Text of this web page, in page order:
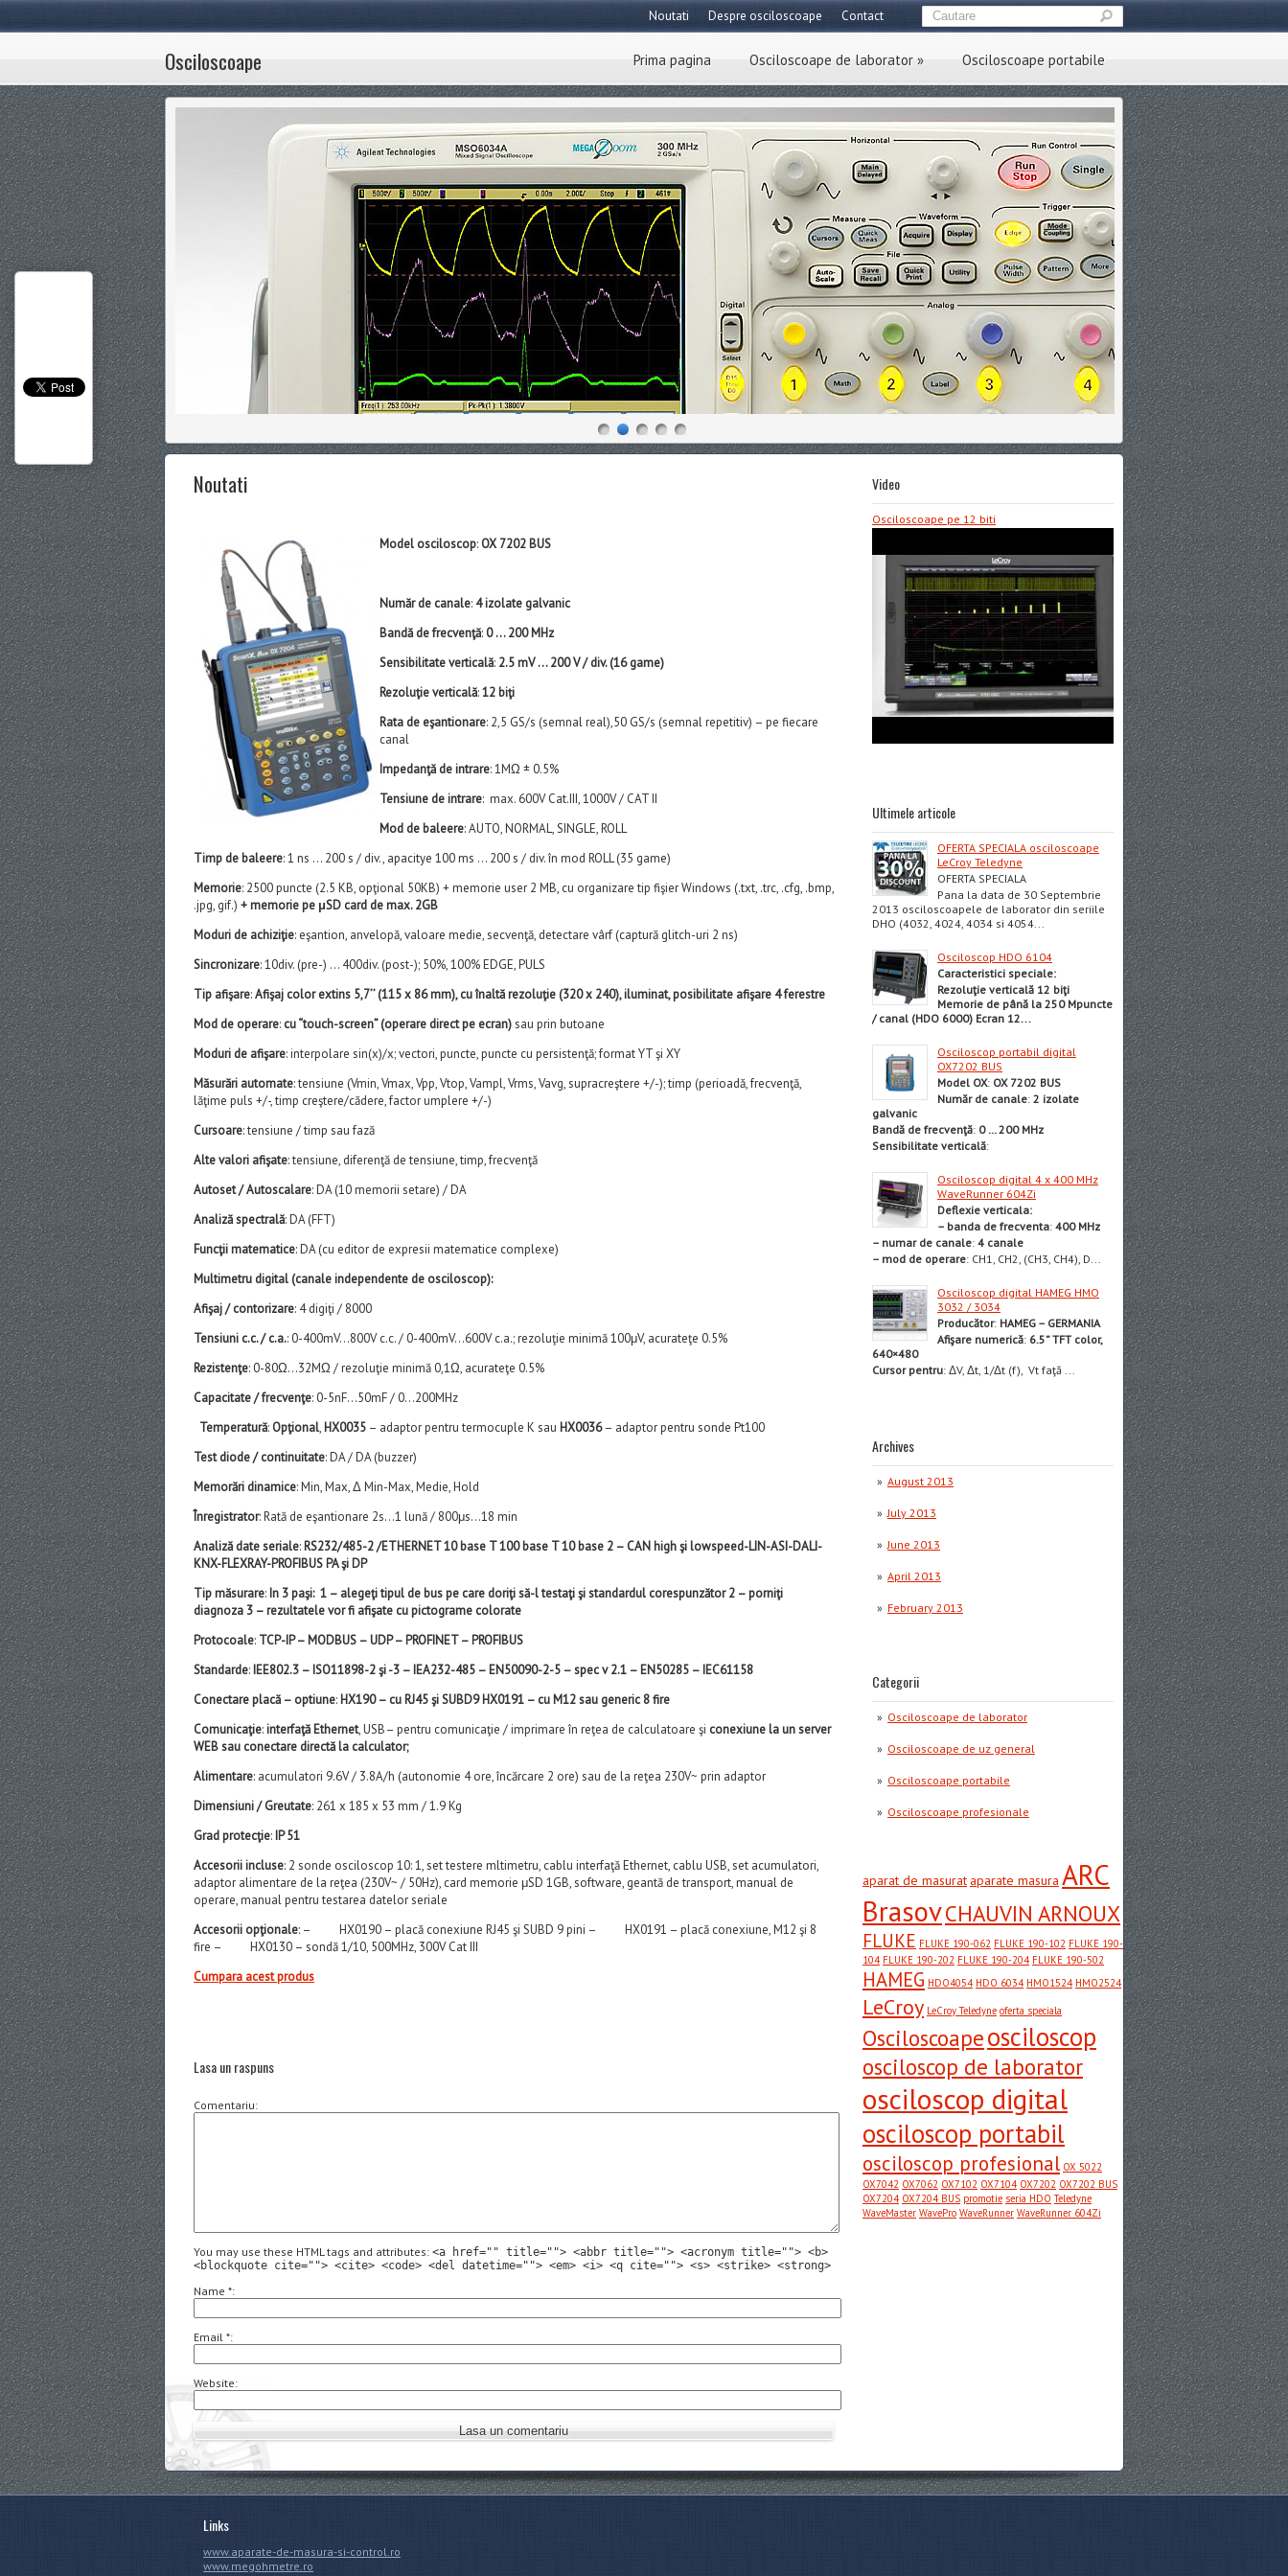
Osciloscoape
Noutati Despre osciloscoape Contact
Prima pagina Osciloscoape de laborator » Osciloscoape portabile
1 2 3
Video
Osciloscoape pe 12 biti
Ultimele articole
OFERTA SPECIALA osciloscoape
LeCroy Teledyne
OFERTA SPECIALA
Pana la data de 30 Septembrie
2013 osciloscoapele de laborator din seriile
DHO (4032, 4024, 4034 si 4054...
Osciloscop HDO 6104
Caracteristici speciale:
Rezoluţie verticală 12 biţi
Memorie de până la 250 Mpuncte
/ canal (HDO 6000) Ecran 12...
Osciloscop portabil digital
OX7202 BUS
Model OX: OX 7202 BUS
Număr de canale: 2 izolate
galvanic
Bandă de frecvenţă: 0 … 200 MHz
Sensibilitate verticală:
Osciloscop digital 4 x 400 MHz
WaveRunner 604Zi
Deflexie verticala:
– banda de frecventa: 400 MHz
– numar de canale: 4 canale
– mod de operare: CH1, CH2, (CH3, CH4), D...
Osciloscop digital HAMEG HMO
3032 / 3034
Producător: HAMEG – GERMANIA
Afişare numerică: 6.5” TFT color,
640×480
Cursor pentru: ΔV, Δt, 1/Δt (f), Vt faţă ...
Archives
August 2013
July 2013
June 2013
April 2013
February 2013
Categorii
Osciloscoape de laborator
Osciloscoape de uz general
Osciloscoape portabile
Osciloscoape profesionale
aparat de masurat aparate masura ARC
BrasovCHAUVIN ARNOUX
FLUKE FLUKE 190-062 FLUKE 190-102 FLUKE 190-
104 FLUKE 190-202 FLUKE 190-204 FLUKE 190-502
HAMEG HDO4054 HDO 6034 HMO1524 HMO2524
LeCroy LeCroy Teledyne oferta speciala
Osciloscoapeosciloscop
osciloscop de laborator
osciloscop digital
osciloscop portabil
osciloscop profesional OX 5022
OX7042 OX7062 OX7102 OX7104 OX7202 OX7202 BUS
OX7204 OX7204 BUS promotie seria HDO Teledyne
WaveMaster WavePro WaveRunner WaveRunner 604Zi
Noutati
Model osciloscop: OX 7202 BUS
Număr de canale: 4 izolate galvanic
Bandă de frecvenţă: 0 … 200 MHz
Sensibilitate verticală: 2.5 mV … 200 V / div. (16 game)
Rezoluţie verticală:12 biţi
Rata de eşantionare: 2,5 GS/s (semnal real),50 GS/s (semnal repetitiv) – pe fiecare
canal
Impedanţă de intrare: 1MΩ ± 0.5%
Tensiune de intrare: max. 600V Cat.III, 1000V / CAT II
Mod de baleere: AUTO, NORMAL, SINGLE, ROLL
Timp de baleere: 1 ns … 200 s / div., apacitye 100 ms … 200 s / div. în mod ROLL (35 game)
Memorie: 2500 puncte (2.5 KB, opţional 50KB) + memorie user 2 MB, cu organizare tip fişier Windows (.txt, .trc, .cfg, .bmp,
.jpg, gif.) + memorie pe μSD card de max. 2GB
Moduri de achiziţie: eşantion, anvelopă, valoare medie, secvenţă, detectare vârf (captură glitch-uri 2 ns)
Sincronizare: 10div. (pre-) … 400div. (post-); 50%, 100% EDGE, PULS
Tip afişare:Afişaj color extins 5,7’’ (115 x 86 mm), cu înaltă rezoluţie (320 x 240), iluminat, posibilitate afişare 4 ferestre
Mod de operare: cu “touch-screen” (operare direct pe ecran)sau prin butoane
Moduri de afişare: interpolare sin(x)/x; vectori, puncte, puncte cu persistenţă; format YT şi XY
Măsurări automate: tensiune (Vmin, Vmax, Vpp, Vtop, Vampl, Vrms, Vavg, supracreştere +/-); timp (perioadă, frecvenţă,
lăţime puls +/-, timp creştere/cădere, factor umplere +/-)
Cursoare: tensiune / timp sau fază
Alte valori afişate: tensiune, diferenţă de tensiune, timp, frecvenţă
Autoset / Autoscalare: DA (10 memorii setare) / DA
Analiză spectrală: DA (FFT)
Funcţii matematice: DA (cu editor de expresii matematice complexe)
Multimetru digital (canale independente de osciloscop):
Afişaj / contorizare: 4 digiţi / 8000
Tensiuni c.c. / c.a.: 0-400mV…800V c.c. / 0-400mV…600V c.a.; rezoluţie minimă 100μV, acurateţe 0.5%
Rezistenţe: 0-80Ω…32MΩ / rezoluţie minimă 0,1Ω, acurateţe 0.5%
Capacitate / frecvenţe: 0-5nF…50mF / 0…200MHz
Temperatură: Opţional, HX0035 – adaptor pentru termocuple K sau HX0036– adaptor pentru sonde Pt100
Test diode / continuitate: DA / DA (buzzer)
Memorări dinamice: Min, Max, Δ Min-Max, Medie, Hold
Înregistrator: Rată de eşantionare 2s…1 lună / 800μs…18 min
Analiză date seriale: RS232/485-2 /ETHERNET 10 base T 100 base T 10 base 2 – CAN high şi lowspeed-LIN-ASI-DALI-
KNX-FLEXRAY-PROFIBUS PA şi DP
Tip măsurare: In 3 paşi: 1 – alegeţi tipul de bus pe care doriţi să-l testaţi şi standardul corespunzător 2 – porniţi
diagnoza 3 – rezultatele vor fi afişate cu pictograme colorate
Protocoale: TCP-IP – MODBUS – UDP – PROFINET – PROFIBUS
Standarde: IEE802.3 – ISO11898-2 şi -3 – IEA232-485 – EN50090-2-5 – spec v 2.1 – EN50285 – IEC61158
Conectare placă – optiune: HX190 – cu RJ45 şi SUBD9 HX0191 – cu M12 sau generic 8 fire
Comunicaţie:interfaţă Ethernet, USB– pentru comunicaţie / imprimare în reţea de calculatoare şi conexiune la un server
WEB sau conectare directă la calculator;
Alimentare: acumulatori 9.6V / 3.8A/h (autonomie 4 ore, încărcare 2 ore) sau de la reţea 230V~ prin adaptor
Dimensiuni / Greutate: 261 x 185 x 53 mm / 1.9 Kg
Grad protecţie: IP 51
Accesorii incluse: 2 sonde osciloscop 10: 1, set testere mltimetru, cablu interfaţă Ethernet, cablu USB, set acumulatori,
adaptor alimentare de la reţea (230V~ / 50Hz), card memorie μSD 1GB, software, geantă de transport, manual de
operare, manual pentru testarea datelor seriale
Accesorii opţionale: – HX0190 – placă conexiune RJ45 şi SUBD 9 pini – HX0191 – placă conexiune, M12 şi 8
fire – HX0130 – sondă 1/10, 500MHz, 300V Cat III
Cumpara acest produs
Lasa un raspuns
Comentariu
You may use these HTML tags and attributes: <a href="" title=""> <abbr title=""> <acronym title=""> <b>
<blockquote cite=""> <cite> <code> <del datetime=""> <em> <i> <q cite=""> <s> <strike> <strong>
Name *
Email *
Website
Links
www.aparate-de-masura-si-control.ro
www.megohmetre.ro